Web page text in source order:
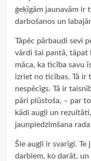
ģeķīgām jaunavām ir
darbošanos un
Tāpēc pārbaudi sevi
vārdi šai pantā, tāpat
māca, ka ticība savu
izriet no ticības. Tā ir
nespēcīgs. Tā ir
pāri plūstoša, – par
kādi augļi un
jaunpiedzimšana
Šie augļi ir svarīgi.
darbiem, ko darāt,